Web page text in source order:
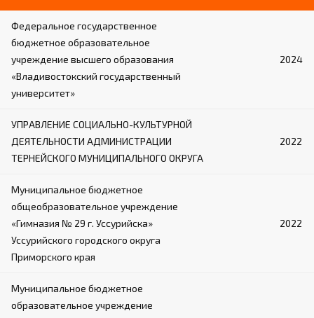
Федеральное государственное
бюджетное образовательное
учреждение высшего образования
«Владивостокский государственный
университет»
2024
УПРАВЛЕНИЕ СОЦИАЛЬНО-КУЛЬТУРНОЙ
ДЕЯТЕЛЬНОСТИ АДМИНИСТРАЦИИ
ТЕРНЕЙСКОГО МУНИЦИПАЛЬНОГО ОКРУГА
2022
Муниципальное бюджетное
общеобразовательное учреждение
«Гимназия № 29 г. Уссурийска»
Уссурийского городского округа
Приморского края
2022
Муниципальное бюджетное
образовательное учреждение